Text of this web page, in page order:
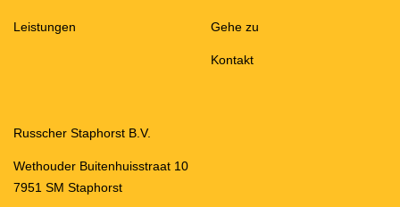
Leistungen Gehe zu
Kontakt
Russcher Staphorst B.V.
Wethouder Buitenhuisstraat 10
7951 SM Staphorst